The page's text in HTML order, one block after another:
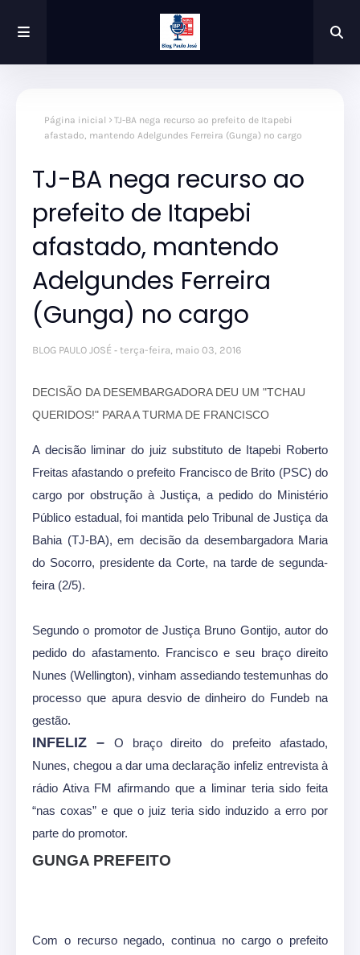
Página inicial
TJ-BA nega recurso ao prefeito de Itapebi
afastado, mantendo Adelgundes Ferreira (Gunga) no cargo
TJ-BA nega recurso ao
prefeito de Itapebi
afastado, mantendo
Adelgundes Ferreira
(Gunga) no cargo
BLOG PAULO JOSÉ terça-feira, maio 03, 2016
DECISÃO DA DESEMBARGADORA DEU UM "TCHAU
QUERIDOS!" PARA A TURMA DE FRANCISCO
A decisão liminar do juiz substituto de Itapebi Roberto
Freitas afastando o prefeito Francisco de Brito (PSC) do
cargo por obstrução à Justiça, a pedido do Ministério
Público estadual, foi mantida pelo Tribunal de Justiça da
Bahia (TJ-BA), em decisão da desembargadora Maria
do Socorro, presidente da Corte, na tarde de segunda-
feira (2/5).
Segundo o promotor de Justiça Bruno Gontijo, autor do
pedido do afastamento. Francisco e seu braço direito
Nunes (Wellington), vinham assediando testemunhas do
processo que apura desvio de dinheiro do Fundeb na
gestão.
INFELIZ –
O braço direito do prefeito afastado,
Nunes, chegou a dar uma declaração infeliz entrevista à
rádio Ativa FM afirmando que a liminar teria sido feita
“nas coxas” e que o juiz teria sido induzido a erro por
parte do promotor.
GUNGA PREFEITO
Com o recurso negado, continua no cargo o prefeito